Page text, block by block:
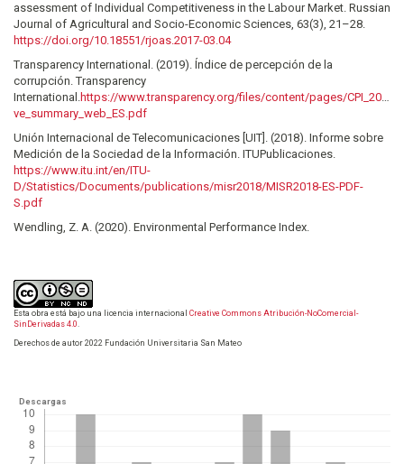
assessment of Individual Competitiveness in the Labour Market. Russian
Journal of Agricultural and Socio-Economic Sciences, 63(3), 21–28.
https://doi.org/10.18551/rjoas.2017-03.04
Transparency International. (2019). Índice de percepción de la
corrupción. Transparency
International.https://www.transparency.org/files/content/pages/
ve_summary_web_ES.pdf
Unión Internacional de Telecomunicaciones [UIT]. (2018). Informe sobre
Medición de la Sociedad de la Información. ITUPublicaciones.
https://www.itu.int/en/ITU-
D/Statistics/Documents/publications/misr2018/MISR2018-ES-PDF-
S.pdf
Wendling, Z. A. (2020). Environmental Performance Index.
Esta obra está bajo una licencia internacional Creative Commons Atribución-NoComercial-
SinDerivadas 4.0.
Derechos de autor 2022 Fundación Universitaria San Mateo
Descargas